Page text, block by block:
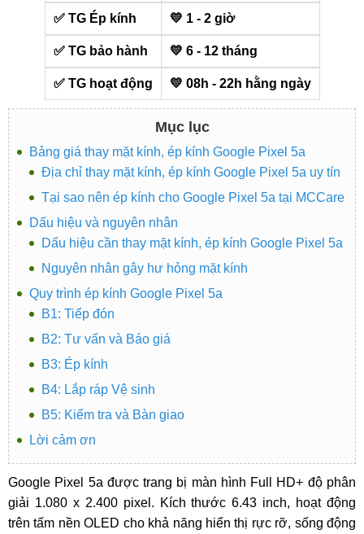
✅ TG Ép kính 💛 1 - 2 giờ
✅ TG bảo hành 💛 6 - 12 tháng
✅ TG hoạt động 💛 08h - 22h hằng ngày
Mục lục
Bảng giá thay mặt kính, ép kính Google Pixel 5a
Địa chỉ thay mặt kính, ép kính Google Pixel 5a uy tín
Tại sao nên ép kính cho Google Pixel 5a tại MCCare
Dấu hiệu và nguyên nhân
Dấu hiệu cần thay mặt kính, ép kính Google Pixel 5a
Nguyên nhân gây hư hỏng mặt kính
Quy trình ép kính Google Pixel 5a
B1: Tiếp đón
B2: Tư vấn và Báo giá
B3: Ép kính
B4: Lắp ráp Vệ sinh
B5: Kiểm tra và Bàn giao
Lời cảm ơn
Google Pixel 5a được trang bị màn hình Full HD+ độ phân
giải 1.080 x 2.400 pixel. Kích thước 6.43 inch, hoạt động
trên tấm nền OLED cho khả năng hiển thị rực rỡ, sống động